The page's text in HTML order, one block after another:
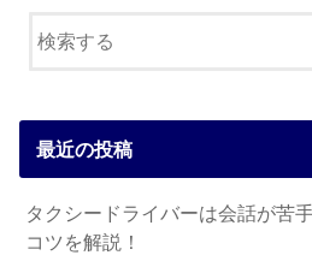
最近の投稿
タクシードライバーは会話が苦
コツを解説！